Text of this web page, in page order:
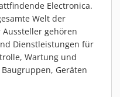
Electronica.
Welt der
gehören
Dienstleistungen für
Wartung und
Geräten